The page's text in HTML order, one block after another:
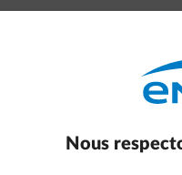
Nous